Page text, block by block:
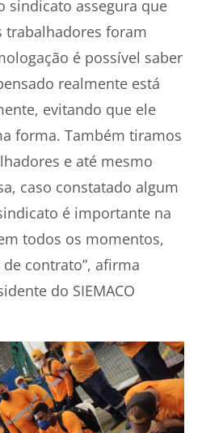
sindicato assegura que
foram
é possível saber
realmente está
evitando que ele
forma. Também tiramos
e até mesmo
caso constatado algum
é importante na
todos os momentos,
contrato”, afirma
do SIEMACO